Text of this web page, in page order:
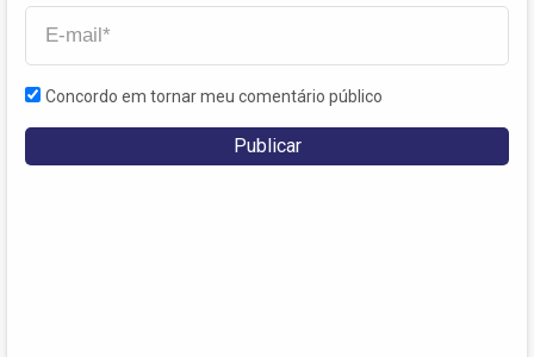
Concordo em tornar meu comentário público